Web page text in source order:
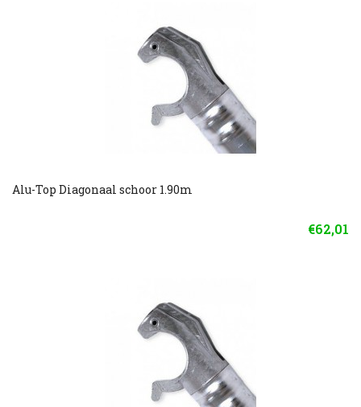
Alu-Top Diagonaal schoor 1.90m
€62,01